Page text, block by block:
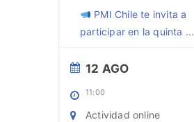
PMI Chile te invita a
participar en la quinta ...
12 AGO
11:00
Actividad online